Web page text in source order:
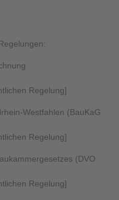
Regelung]
Westfahlen (BauKaG
Regelung]
(DVO
Regelung]